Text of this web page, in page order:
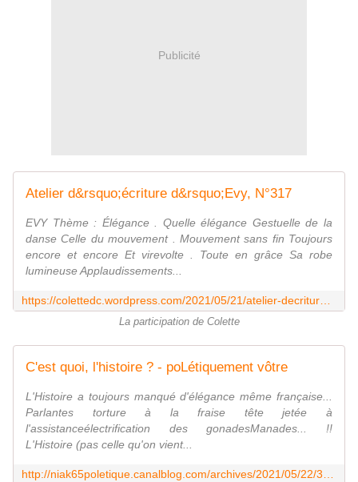
Publicité
Atelier d&rsquo;écriture d&rsquo;Evy, N°317
EVY Thème : Élégance . Quelle élégance Gestuelle de la
danse Celle du mouvement . Mouvement sans fin Toujours
encore et encore Et virevolte . Toute en grâce Sa robe
lumineuse Applaudissements...
La participation de Colette
C'est quoi, l'histoire ? - poLétiquement vôtre
L'Histoire a toujours manqué d'élégance même française...
Parlantes torture à la fraise tête jetée à
l'assistanceélectrification des gonadesManades... !!
L'Histoire (pas celle qu'on vient...